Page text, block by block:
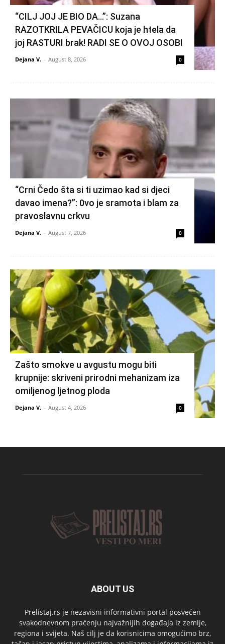
“CILJ JOJ JE BIO DA…”: Suzana
RAZOTKRILA PEVAČICU koja je htela da
joj RASTURI brak! RADI SE O OVOJ OSOBI
Dejana V. - August 8, 2026 0
“Crni Čedo šta si ti uzimao kad si djeci
davao imena?”: 0vo je sramota i blam za
pravoslavnu crkvu
Dejana V. - August 7, 2026 0
Zašto smokve u avgustu mogu biti
krupnije: skriveni prirodni mehanizam iza
omiljenog ljetnog ploda
Dejana V. - August 4, 2026 0
ABOUT US
Prelistaj.rs je nezavisni informativni portal posvećen
svakodnevnom praćenju najvažnijih događaja iz zemlje,
regiona i svijeta. Naš cilj je da korisnicima omogućimo brz,